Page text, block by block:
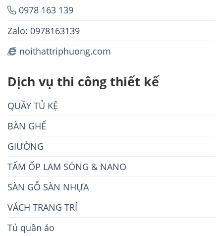
0978 163 139
Zalo: 0978163139
noithattriphuong.com
Dịch vụ thi công thiết kế
QUẦY TỦ KỆ
BÀN GHẾ
GIƯỜNG
TẤM ỐP LAM SÓNG & NANO
SÀN GỖ SÀN NHỰA
VÁCH TRANG TRÍ
Tủ quần áo